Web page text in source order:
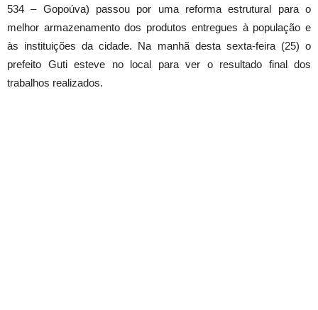
534 – Gopoúva) passou por uma reforma estrutural para o
melhor armazenamento dos produtos entregues à população e
às instituições da cidade. Na manhã desta sexta-feira (25) o
prefeito Guti esteve no local para ver o resultado final dos
trabalhos realizados.